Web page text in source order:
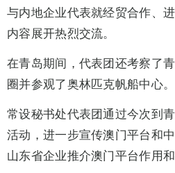
与内地企业代表就经贸合作、
内容展开热烈交流。
在青岛期间，代表团还考察了
圈并参观了奥林匹克帆船中心。
常设秘书处代表团通过今次到
活动，进一步宣传澳门平台和
山东省企业推介澳门平台作用